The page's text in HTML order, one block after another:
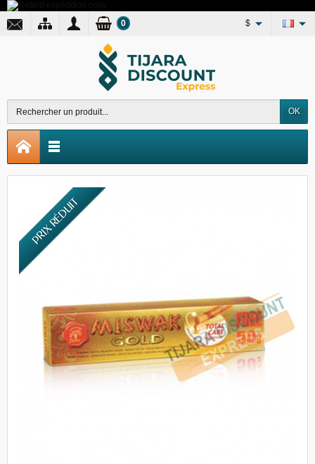
$
OK
0
PRIX RÉDUIT